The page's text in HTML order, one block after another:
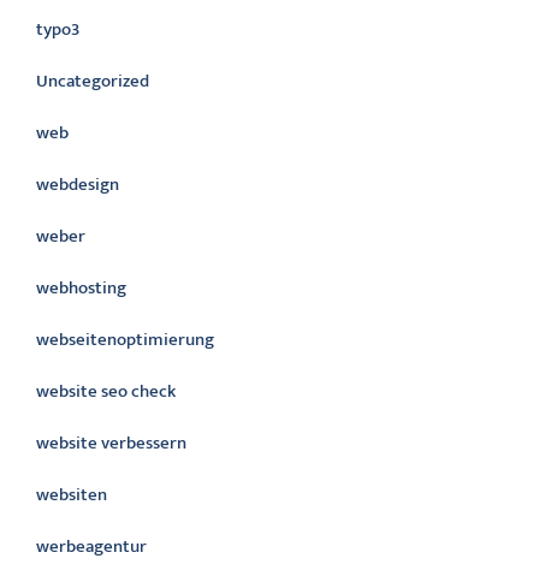
typo3
Uncategorized
web
webdesign
weber
webhosting
webseitenoptimierung
website seo check
website verbessern
websiten
werbeagentur